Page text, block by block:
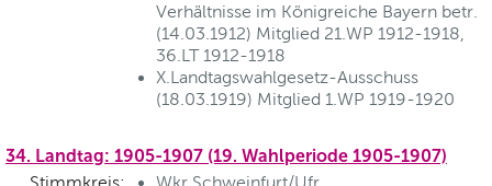
Verhältnisse im Königreiche Bayern betr.
(14.03.1912) Mitglied 21.WP 1912-1918,
36.LT 1912-1918
X.Landtagswahlgesetz-Ausschuss
(18.03.1919) Mitglied 1.WP 1919-1920
34. Landtag: 1905-1907 (19. Wahlperiode 1905-1907)
Stimmkreis: Wkr.Schweinfurt/Ufr